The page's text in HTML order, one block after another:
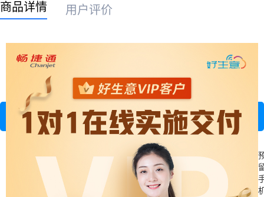
商品详情 用户评价